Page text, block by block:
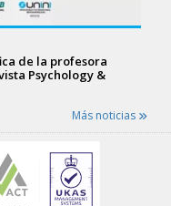
de la profesora
Psychology &
Más noticias